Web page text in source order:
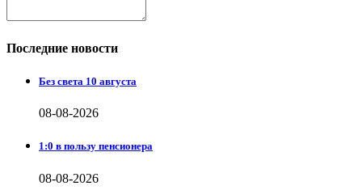
Последние новости
Без света 10 августа
08-08-2026
1:0 в пользу пенсионера
08-08-2026